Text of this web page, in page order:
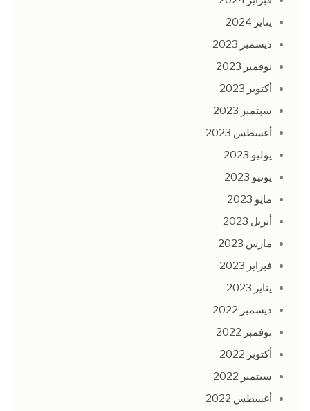
يناير 2024
ديسمبر 2023
نوفمبر 2023
أكتوبر 2023
سبتمبر 2023
أغسطس 2023
يوليو 2023
يونيو 2023
مايو 2023
أبريل 2023
مارس 2023
فبراير 2023
يناير 2023
ديسمبر 2022
نوفمبر 2022
أكتوبر 2022
سبتمبر 2022
أغسطس 2022